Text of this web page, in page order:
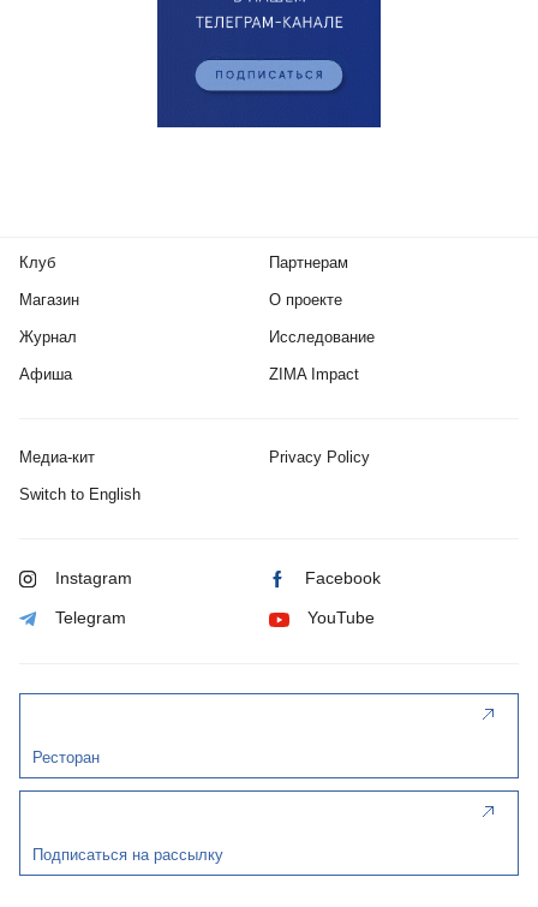
Клуб
Магазин
Журнал
Афиша
Партнерам
О проекте
Исследование
ZIMA Impact
Медиа-кит Privacy Policy
Switch to English
Instagram Facebook
Telegram YouTube
Ресторан
Подписаться на рассылку